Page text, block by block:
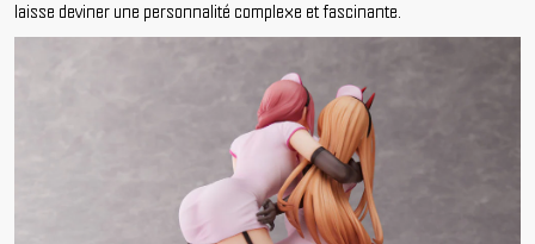
laisse deviner une personnalité complexe et fascinante.